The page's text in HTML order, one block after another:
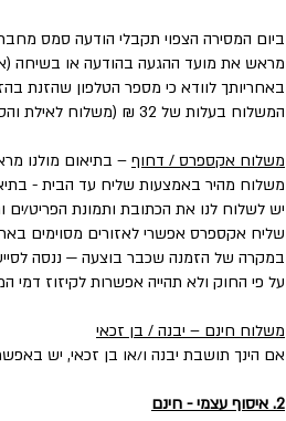
ביום המסירה הצפוי תקבלי הודעה סמס
מראש את מועד ההגעה בהודעה או בשיחה
באחריותך לוודא כי מספר הטלפון שהזנת
המשלוח בעלות של 32 ₪ (משלוח לאילת והסביבה בעלות של ₪50).
משלוח אקספרס / דחוף – בתיאום מולנו מראש
משלוח מהיר באמצעות שליח עד הבית -
יש לשלוח לנו את הכתובת ותמונת הפריט/
שליח אקספרס אפשרי לאזורים מסוימים בארץ, במחיר הנע בין ₪50 ל-₪100
במקרה של הזמנה שכבר בוצעה — ננסה
על פי החוק ולא תהייה אפשרות לקיזוז
משלוח חינם – יבנה / בן זכאי
אם הינך תושבת יבנה ו/או בן זכאי, יש
2. איסוף עצמי - חינם